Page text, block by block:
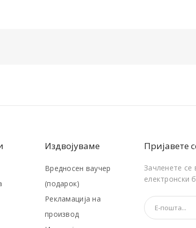
Издвојуваме
Вредносен ваучер
(подарок)
Рекламација на
производ
Пријавете
Зачленете се
електронски